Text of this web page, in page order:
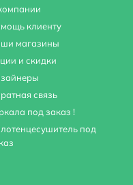
клиенту
магазины
и скидки
связь
под заказ !
под